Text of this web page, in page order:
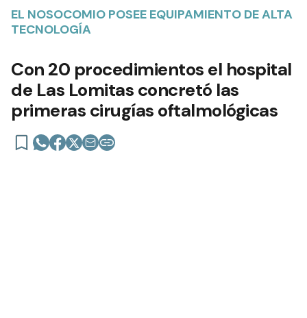
TECNOLOGÍA
Con 20 procedimientos el hospital
de Las Lomitas concretó las
primeras cirugías oftalmológicas